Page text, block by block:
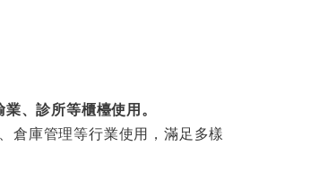
、診所等櫃檯使用。
倉庫管理等行業使用，滿足多樣